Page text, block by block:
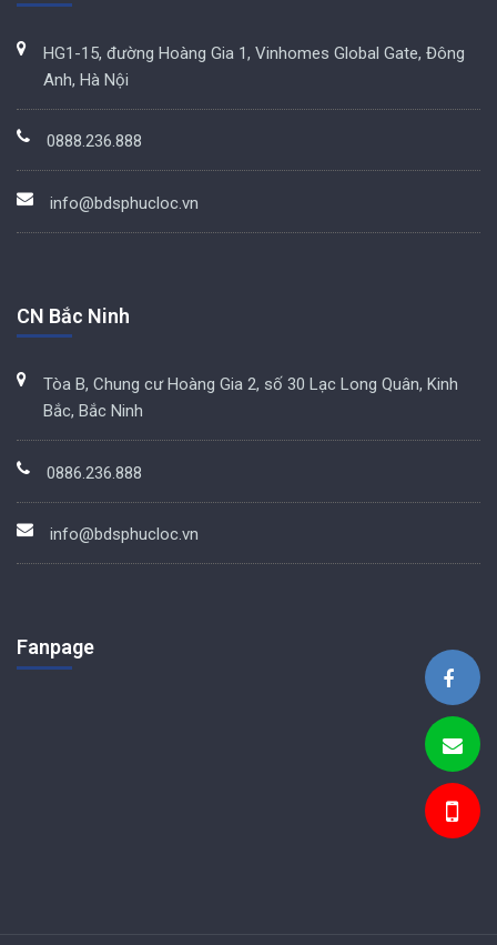
HG1-15, đường Hoàng Gia 1, Vinhomes Global Gate, Đông
Anh, Hà Nội
0888.236.888
info@bdsphucloc.vn
CN Bắc Ninh
Tòa B, Chung cư Hoàng Gia 2, số 30 Lạc Long Quân, Kinh
Bắc, Bắc Ninh
0886.236.888
info@bdsphucloc.vn
Fanpage